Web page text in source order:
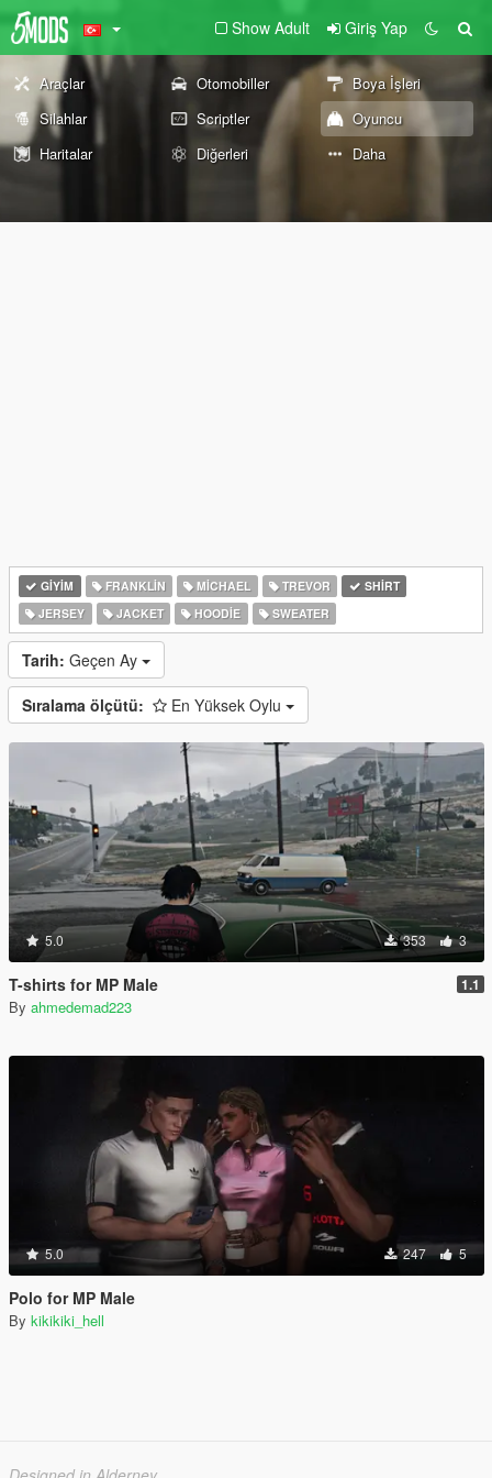
Show Adult Giriş Yap
Araçlar Otomobiller
Boya İşleri
Silahlar
Scriptler
Oyuncu
Haritalar
Diğerleri Daha
GIYIM FRANKLIN MICHAEL TREVOR
SHIRT
JERSEY
JACKET HOODIE SWEATER
Tarih: Geçen Ay
Sıralama ölçütü: En Yüksek Oylu
5.0 353 3
T-shirts for MP Male 1.1
By ahmedemad223
5.0 247 5
Polo for MP Male
By kikikiki_hell